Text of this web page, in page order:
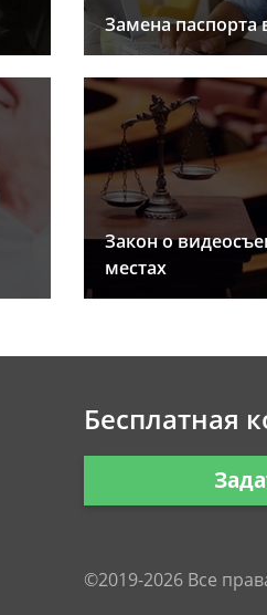
Замена паспорта
Закон о
местах
Бесплатная
©2019-2026 Все